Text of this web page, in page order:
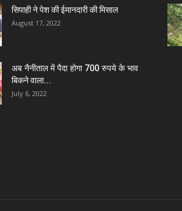
सिपाही ने पेश की ईमानदारी की मिसाल
August 17, 2022
अब नैनीताल में पैदा होगा 700 रुपये के भाव
बिकने वाला...
July 6, 2022